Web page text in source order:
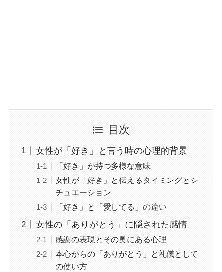
目次
女性が「好き」と言う時の心理的背景
「好き」が持つ多様な意味
女性が「好き」と伝えるタイミングとシ
チュエーション
「好き」と「愛してる」の違い
女性の「ありがとう」に隠された感情
感謝の表現とその奥にある心理
本心からの「ありがとう」と礼儀として
の使い方